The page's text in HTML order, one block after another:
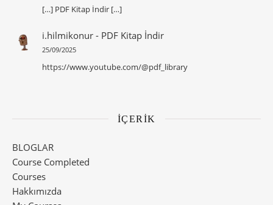
[…] PDF Kitap İndir […]
i.hilmikonur- PDF Kitap İndir
25/09/2025
https://www.youtube.com/@pdf_library
İÇERİK
BLOGLAR
Course Completed
Courses
Hakkımızda